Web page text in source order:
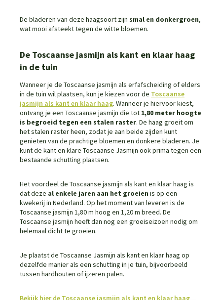
De bladeren van deze haagsoort zijn smal en donkergroen,
wat mooi afsteekt tegen de witte bloemen.
De Toscaanse jasmijn als kant en klaar haag
in de tuin
Wanneer je de Toscaanse jasmijn als erfafscheiding of elders
in de tuin wil plaatsen, kun je kiezen voor de Toscaanse
jasmijn als kant en klaar haag. Wanneer je hiervoor kiest,
ontvang je een Toscaanse jasmijn die tot 1,80 meter hoogte
is begroeid tegen een stalen raster. De haag groeit om
het stalen raster heen, zodat je aan beide zijden kunt
genieten van de prachtige bloemen en donkere bladeren. Je
kunt de kant en klare Toscaanse Jasmijn ook prima tegen een
bestaande schutting plaatsen.
Het voordeel de Toscaanse jasmijn als kant en klaar haag is
dat deze al enkele jaren aan het groeien is op een
kwekerij in Nederland. Op het moment van leveren is de
Toscaanse jasmijn 1,80 m hoog en 1,20 m breed. De
Toscaanse jasmijn heeft dan nog een groeiseizoen nodig om
helemaal dicht te groeien.
Je plaatst de Toscaanse Jasmijn als kant en klaar haag op
dezelfde manier als een schutting in je tuin, bijvoorbeeld
tussen hardhouten of ijzeren palen.
Bekijk hier de Toscaanse jasmijn als kant en klaar haag